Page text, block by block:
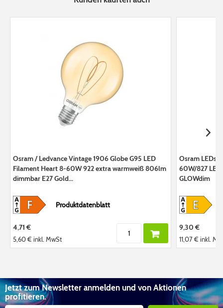
Osram / Ledvance Vintage 1906 Globe G95 LED
Filament Heart 8-60W 922 extra warmweiß 806lm
dimmbar E27 Gold...
Produktdatenblatt
4,71 €
5,60 € inkl. MwSt
Osram
60W/827
GLOWdim
9,30 €
11,07 €inkl.
Jetzt zum Newsletter anmelden und von Aktionen
profitieren.